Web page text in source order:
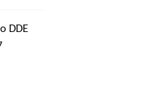
DDE